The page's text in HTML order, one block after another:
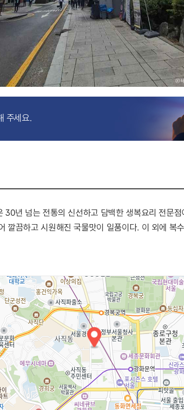
주세요.
30년 넘는 전통의 신선하고 담백한 생복요리 전문
깔끔하고 시원해진 국물맛이 일품이다. 이 외에 복